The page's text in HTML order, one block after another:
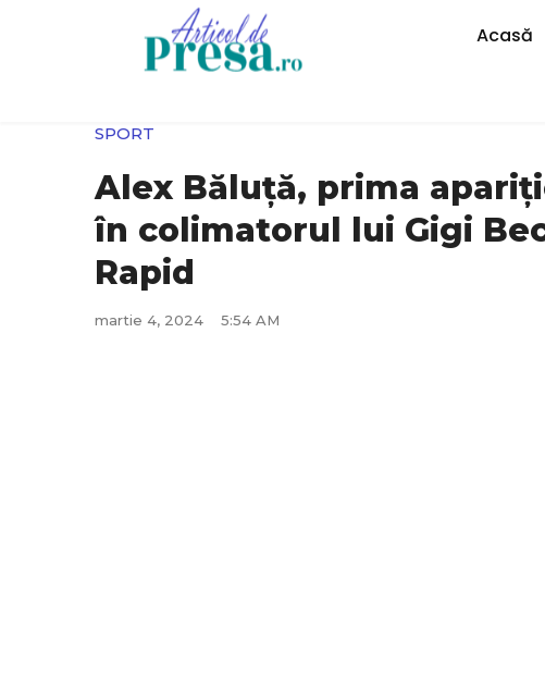
Acasă
SPORT
Alex Băluță, prima
în colimatorul lui Gigi
Rapid
martie 4, 2024 5:54 AM